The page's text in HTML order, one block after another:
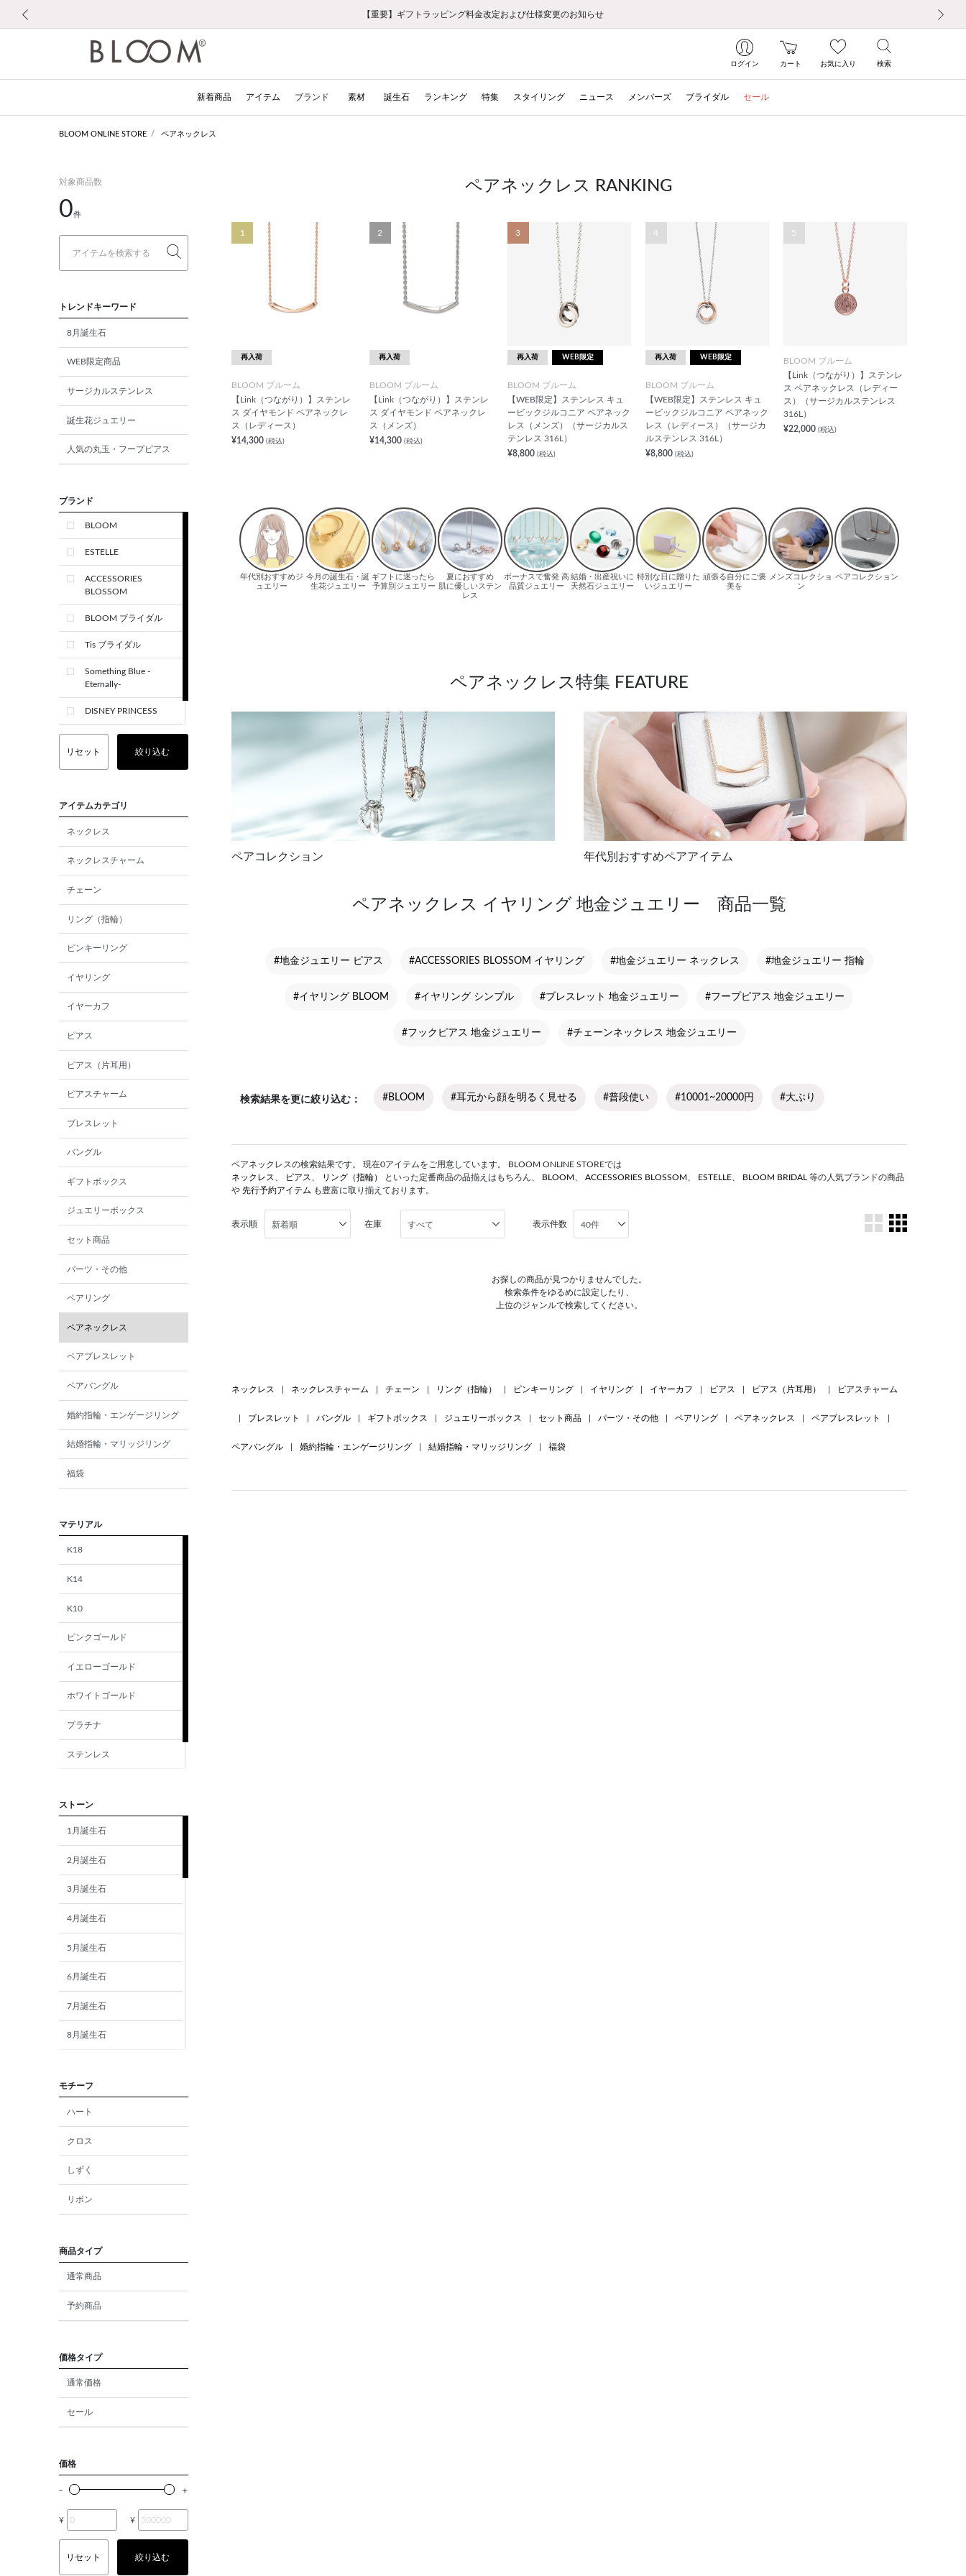
お修理・アフターサービスのご案内
【重要】令和８年熊本地震に伴う集配への影響について
【重要】ギフトラッピング料金改定および仕様変更のお知らせ
【重要】夏季休業の営業についてのご案内
税込5,500円以上で送料無料｜最短24時間以内に発送
新規会員登録で1000ポイントプレゼント！
新規LINE友だち登録で500円クーポンプレゼント
会員限定！レビュー投稿で100ポイントプレゼント
お修理・アフターサービスのご案内
【重要】令和８年熊本地震に伴う集配への影響について
ログイン カート お気に入り 検索
新着商品 アイテム ブランド 素材 誕生石 ランキング 特集 スタイリング ニュース メンバーズ ブライダル セール
BLOOM ONLINE STORE ペアネックレス
対象商品数
0件
トレンドキーワード
8月誕生石
WEB限定商品
サージカルステンレス
誕生花ジュエリー
人気の丸玉・フープピアス
ブランド
BLOOM
ESTELLE
ACCESSORIES
BLOSSOM
BLOOM ブライダル
Tis ブライダル
Something Blue -
Eternally-
DISNEY PRINCESS
CREST+
リセット
絞り込む
アイテムカテゴリ
ネックレス
ネックレスチャーム
チェーン
リング（指輪）
ピンキーリング
イヤリング
イヤーカフ
ピアス
ピアス（片耳用）
ピアスチャーム
ブレスレット
バングル
ギフトボックス
ジュエリーボックス
セット商品
パーツ・その他
ペアリング
ペアネックレス
ペアブレスレット
ペアバングル
婚約指輪・エンゲージリング
結婚指輪・マリッジリング
福袋
マテリアル
K18
K14
K10
ピンクゴールド
イエローゴールド
ホワイトゴールド
プラチナ
ステンレス
ストーン
1月誕生石
2月誕生石
3月誕生石
4月誕生石
5月誕生石
6月誕生石
7月誕生石
8月誕生石
エメラルド
パール
ムーンストーン
トルマリン
オパール
モチーフ
ハート
クロス
しずく
リボン
商品タイプ
通常商品
予約商品
価格タイプ
通常価格
セール
価格
¥ ¥
リセット 絞り込む
ペアネックレス RANKING
1
再入荷
BLOOM ブルーム
【Link（つながり）】ステンレ
ス ダイヤモンド ペアネックレ
ス（レディース）
¥14,300 (税込)
2
再入荷
BLOOM ブルーム
【Link（つながり）】ステンレ
ス ダイヤモンド ペアネックレ
ス（メンズ）
¥14,300 (税込)
3
再入荷 WEB限定
BLOOM ブルーム
【WEB限定】ステンレス キュ
ービックジルコニア ペアネック
レス（メンズ）（サージカルス
テンレス 316L）
¥8,800 (税込)
4
再入荷 WEB限定
BLOOM ブルーム
【WEB限定】ステンレス キュ
ービックジルコニア ペアネック
レス（レディース）（サージカ
ルステンレス 316L）
¥8,800 (税込)
5
BLOOM ブルーム
【Link（つながり）】ステンレ
ス ペアネックレス（レディー
ス）（サージカルステンレス
316L）
¥22,000 (税込)
ペアネックレス特集 FEATURE
ペアコレクション 年代別おすすめペアアイテム
ペアネックレス イヤリング 地金ジュエリー 商品一覧
#地金ジュエリー ピアス #ACCESSORIES BLOSSOM イヤリング #地金ジュエリー ネックレス #地金ジュエリー 指輪
#イヤリング BLOOM #イヤリング シンプル #ブレスレット 地金ジュエリー #フープピアス 地金ジュエリー
#フックピアス 地金ジュエリー #チェーンネックレス 地金ジュエリー
検索結果を更に絞り込む #BLOOM #耳元から顔を明るく見せる #普段使い #10001~20000円 #大ぶり
ペアネックレスの検索結果です。 現在0アイテムをご用意しています。 BLOOM ONLINE STOREでは
ネックレス
ピアス リング（指輪） といった定番商品の品揃えはもちろん、 BLOOM ACCESSORIES BLOSSOM ESTELLE BLOOM BRIDAL 等の人気ブランドの商品
や 先行予約アイテム も豊富に取り揃えております。
表示順 在庫 表示件数
お探しの商品が見つかりませんでした。
検索条件をゆるめに設定したり、
上位のジャンルで検索してください。
ネックレス ネックレスチャーム チェーン リング（指輪） ピンキーリング イヤリング イヤーカフ ピアス ピアス（片耳用） ピアスチャーム
ブレスレット バングル ギフトボックス ジュエリーボックス セット商品 パーツ・その他 ペアリング ペアネックレス ペアブレスレット
ペアバングル 婚約指輪・エンゲージリング 結婚指輪・マリッジリング 福袋